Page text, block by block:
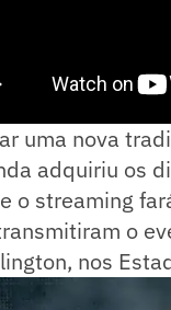
uma nova
adquiriu os
o streaming
o
nos